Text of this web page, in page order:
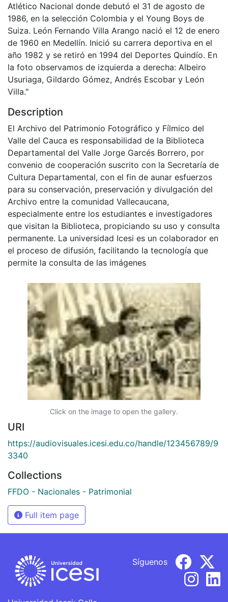
Atlético Nacional donde debutó el 31 de agosto de
1986, en la selección Colombia y el Young Boys de
Suiza. León Fernando Villa Arango nació el 12 de enero
de 1960 en Medellín. Inició su carrera deportiva en el
año 1982 y se retiró en 1994 del Deportes Quindío. En
la foto observamos de izquierda a derecha: Albeiro
Usuriaga, Gildardo Gómez, Andrés Escobar y León
Villa."
Description
El Archivo del Patrimonio Fotográfico y Fílmico del
Valle del Cauca es responsabilidad de la Biblioteca
Departamental del Valle Jorge Garcés Borrero, por
convenio de cooperación suscrito con la Secretaría de
Cultura Departamental, con el fin de aunar esfuerzos
para su conservación, preservación y divulgación del
Archivo entre la comunidad Vallecaucana,
especialmente entre los estudiantes e investigadores
que visitan la Biblioteca, propiciando su uso y consulta
permanente. La universidad Icesi es un colaborador en
el proceso de difusión, facilitando la tecnología que
permite la consulta de las imágenes
Click on the image to open the gallery.
URI
https://audiovisuales.icesi.edu.co/handle/123456789/9
3340
Collections
FFDO - Nacionales - Patrimonial
Full item page
Síguenos